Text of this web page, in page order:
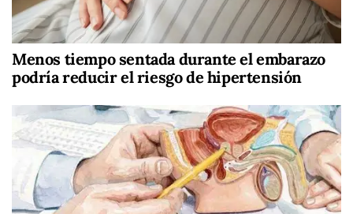
Menos tiempo sentada durante el embarazo
podría reducir el riesgo de hipertensión